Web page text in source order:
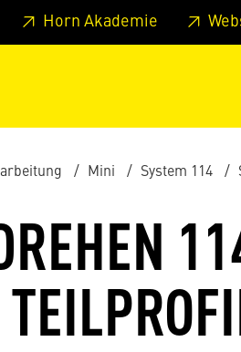
Springe zum Footer Springe
Horn Akademie
Mini System 114